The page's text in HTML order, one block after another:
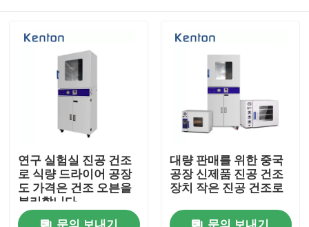
연구 실험실 진공 건조
로 식량 드라이어 공장
도 가격은 건조 오븐을
분리합니다
문의 보내기
대량 판매를 위한 중국
공장 신제품 진공 건조
장치 작은 진공 건조로
문의 보내기